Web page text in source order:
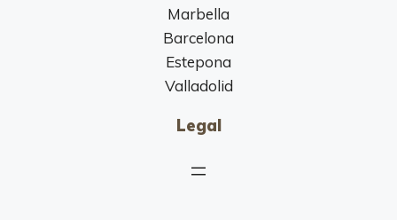
Marbella
Barcelona
Estepona
Valladolid
Legal